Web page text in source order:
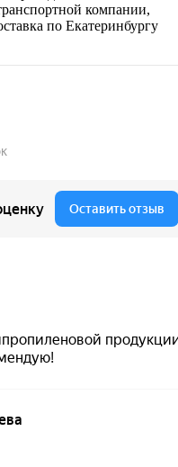
компании,
по Екатеринбургу